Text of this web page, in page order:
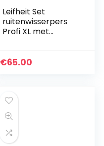
Leifheit Set
ruitenwisserpers
Profi XL met
overtrek Profi
€65.00